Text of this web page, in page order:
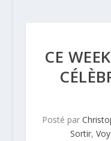
CE
Posté par
Sortir,